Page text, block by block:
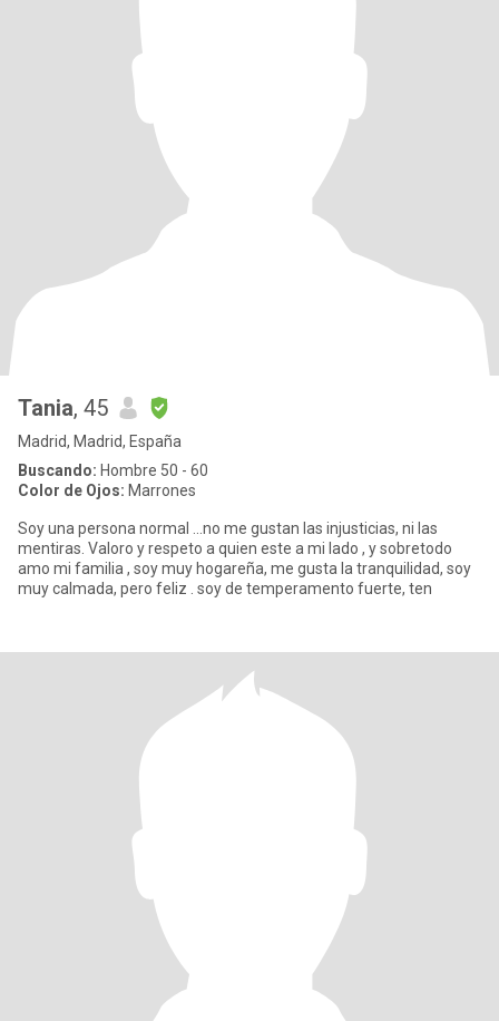
Tania, 45
Madrid, Madrid, España
Buscando: Hombre 50 - 60
Color de Ojos: Marrones
Soy una persona normal ...no me gustan las injusticias, ni las
mentiras. Valoro y respeto a quien este a mi lado , y sobretodo
amo mi familia , soy muy hogareña, me gusta la tranquilidad, soy
muy calmada, pero feliz . soy de temperamento fuerte, ten